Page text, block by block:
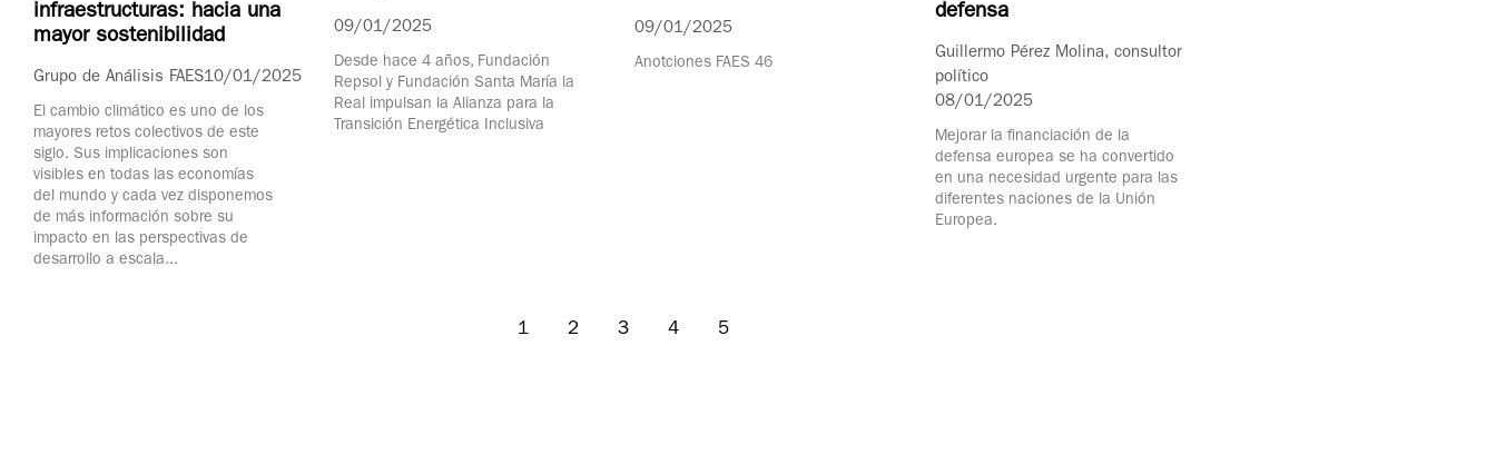
infraestructuras: hacia una
mayor sostenibilidad
Grupo de Análisis FAES10/01/2025
El cambio climático es uno de los
mayores retos colectivos de este
siglo. Sus implicaciones son
visibles en todas las economías
del mundo y cada vez disponemos
de más información sobre su
impacto en las perspectivas de
desarrollo a escala...
09/01/2025
Desde hace 4 años, Fundación
Repsol y Fundación Santa María la
Real impulsan la Alianza para la
Transición Energética Inclusiva
09/01/2025
Anotciones FAES 46
defensa
Guillermo Pérez Molina, consultor
político
08/01/2025
Mejorar la financiación de la
defensa europea se ha convertido
en una necesidad urgente para las
diferentes naciones de la Unión
Europea.
1 2 3 4 5